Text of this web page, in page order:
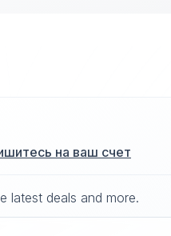
на ваш счет
latest deals and more.